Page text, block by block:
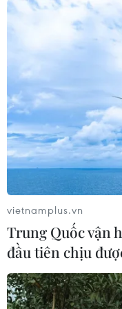
Vì vậy, năm nay
với mục đích tạo
ngày cận Tết
Lân Sư Rồng gặp
nghiệm, thúc đẩy
toàn quốc./.
vietnamplus.vn
Trung Quốc vận
đầu tiên chịu